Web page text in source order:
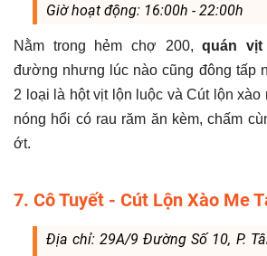
Giờ hoạt động: 16:00h - 22:00h
Nằm trong hẻm chợ 200,quán
đường nhưng lúc nào cũng đông tấp
2 loại là hột vịt lộn luộc và Cút lộn
nóng hổi có rau răm ăn kèm, chấm
ớt.
7. Cô Tuyết - Cút Lộn Xào Me
Địa chỉ: 29A/9 Đường Số 10, P.